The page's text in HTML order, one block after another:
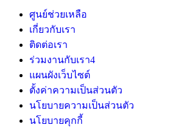
ศูนย์ช่วยเหลือ
เกี่ยวกับเรา
ติดต่อเรา
ร่วมงานกับเรา4
แผนผังเว็บไซต์
ตั้งค่าความเป็นส่วนตัว
นโยบายความเป็นส่วนตัว
นโยบายคุกกี้